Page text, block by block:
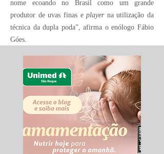
nome ecoando no Brasil como um grande
produtor de uvas finas eplayerna utilização da
técnica da dupla poda”, afirma o enólogo Fábio
Góes.